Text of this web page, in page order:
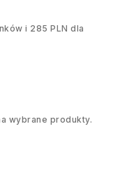
i 285 PLN dla
wybrane produkty.